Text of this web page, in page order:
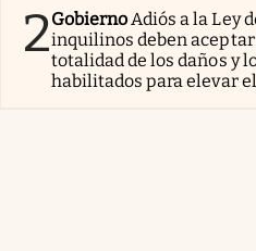
2GobiernoAdiós a la Ley
inquilinos deben
totalidad de los daños y
habilitados para elevar